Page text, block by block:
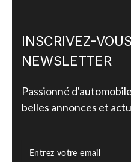
INSCRIVEZ-
NEWSLETTER
Passionné
belles annonces et